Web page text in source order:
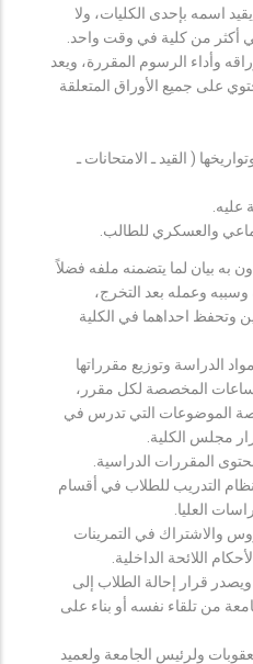
اسمه بإحدى الكليات، ولا
أكثر من كلية في وقت واحد.
وأداء الرسوم المقررة، ويعد
على جميع الأوراق المتعلقة
( القيد ـ الامتحانات ـ
عليه.
والعسكري للطالب.
بيان لما يتضمنه ملفه فضلاً
وعمله بعد التخرج،
وتحفظ احداهما في الكلية
الدراسة وتوزيع مقرراتها
المخصصة لكل مقرر،
الموضوعات التي تدرس في
مجلس الكلية.
المقررات الدراسية.
نظام التدريب للطلاب في أقسام
العليا.
والاشتراك في التمرينات
اللائحة الداخلية.
قرار إحالة الطلاب إلى
من تلقاء نفسه أو بناء على
ولرئيس الجامعة ولعميد